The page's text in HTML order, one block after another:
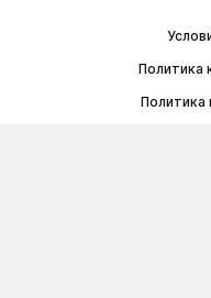
Политика
Политика